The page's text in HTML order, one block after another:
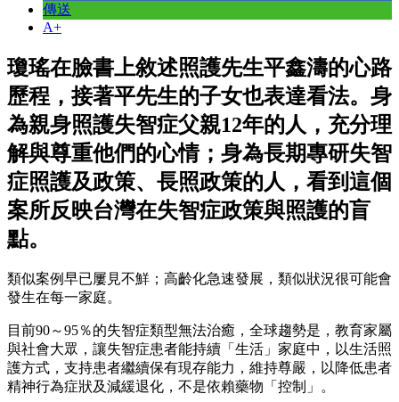
傳送
A+
瓊瑤在臉書上敘述照護先生平鑫濤的心路
歷程，接著平先生的子女也表達看法。身
為親身照護失智症父親12年的人，充分理
解與尊重他們的心情；身為長期專研失智
症照護及政策、長照政策的人，看到這個
案所反映台灣在失智症政策與照護的盲
點。
類似案例早已屢見不鮮；高齡化急速發展，類似狀況很可能會
發生在每一家庭。
目前90～95％的失智症類型無法治癒，全球趨勢是，教育家屬
與社會大眾，讓失智症患者能持續「生活」家庭中，以生活照
護方式，支持患者繼續保有現存能力，維持尊嚴，以降低患者
精神行為症狀及減緩退化，不是依賴藥物「控制」。